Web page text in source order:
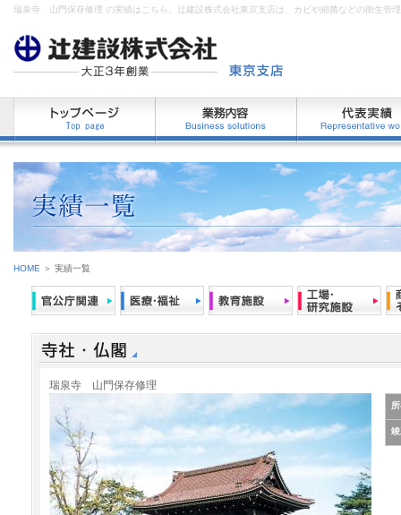
瑞泉寺 山門保存修理 の実績はこちら。辻建設株式会社東京支店は、カビや細菌などの衛生管
HOME ＞ 実績一覧
瑞泉寺 山門保存修理